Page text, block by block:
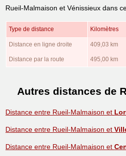
Rueil-Malmaison et Vénissieux dans
Type de distance Kilomètres
Distance en ligne droite 409,03 km
Distance par la route 495,00 km
Autres distances de
Distance entre Rueil-Malmaison et
Distance entre Rueil-Malmaison et
Distance entre Rueil-Malmaison et